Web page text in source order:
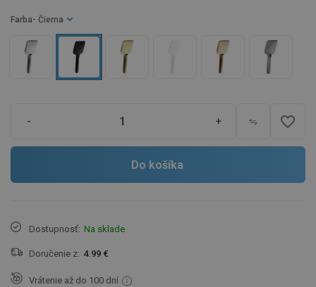
Farba - Čierna
- + favorite_border
Do košíka
Dostupnosť: Na sklade
Doručenie z: 4.99 €
Vrátenie až do 100 dní